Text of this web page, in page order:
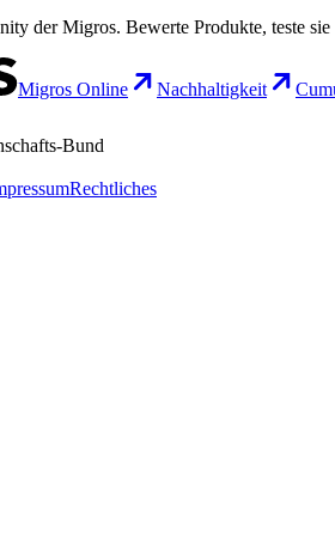
der Migros. Bewerte Produkte, teste
Migros Online Nachhaltigkeit
Bund
Rechtliches